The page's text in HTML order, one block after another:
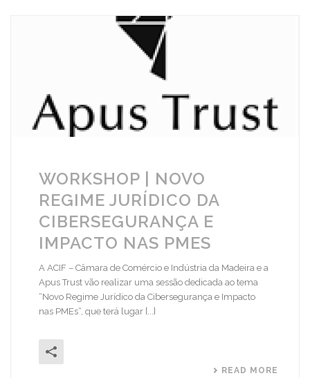
WORKSHOP | NOVO
REGIME JURÍDICO DA
CIBERSEGURANÇA E
IMPACTO NAS PMES
A ACIF – Câmara de Comércio e Indústria da Madeira e a
Apus Trust vão realizar uma sessão dedicada ao tema
“Novo Regime Jurídico da Cibersegurança e Impacto
nas PMEs“, que terá lugar [...]
READ MORE